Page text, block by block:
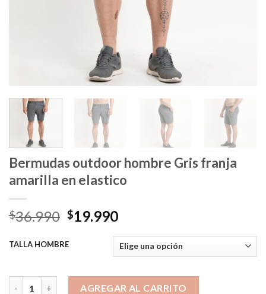
Bermudas outdoor hombre Gris franja
amarilla en elastico
$36.990 El
original
$36.990.
$19.990El
actual
es:
$19.990.
TALLA HOMBRE
AGREGAR AL CARRITO